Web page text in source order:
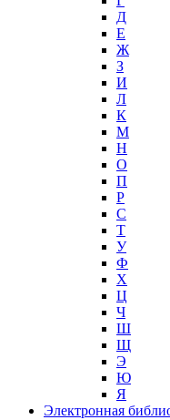
Д
Е
Ж
З
И
Л
К
М
Н
О
П
Р
С
Т
У
Ф
Х
Ц
Ч
Ш
Щ
Э
Ю
Я
Электронная